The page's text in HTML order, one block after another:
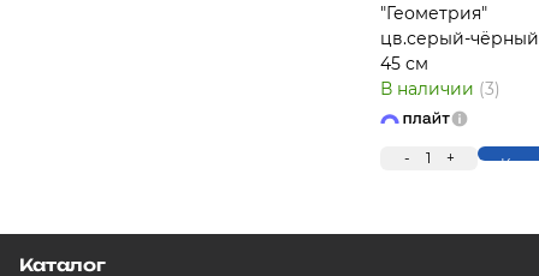
"Геометрия"
цв.серый-чёрный
45 см
В наличии (3)
- 1 +
Каталог